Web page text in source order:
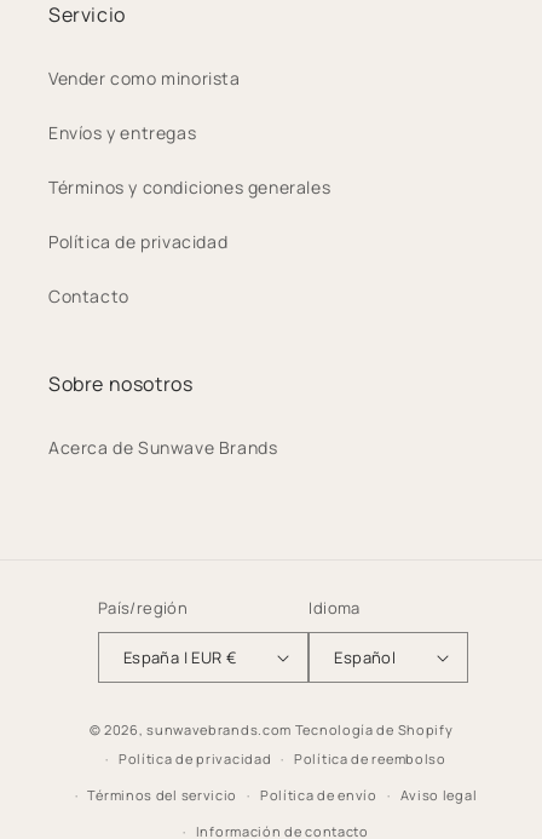
Servicio
Vender como minorista
Envíos y entregas
Términos y condiciones generales
Política de privacidad
Contacto
Sobre nosotros
Acerca de Sunwave Brands
País/región
España | EUR €
Idioma
Español
© 2026,sunwavebrands.com Tecnología de Shopify
Política de privacidad
Política de reembolso
Términos del servicio
Política de envío
Aviso legal
Información de contacto